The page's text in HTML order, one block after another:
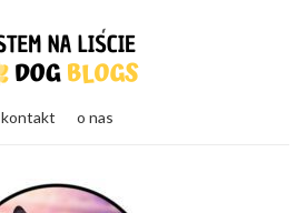
kontakt o nas